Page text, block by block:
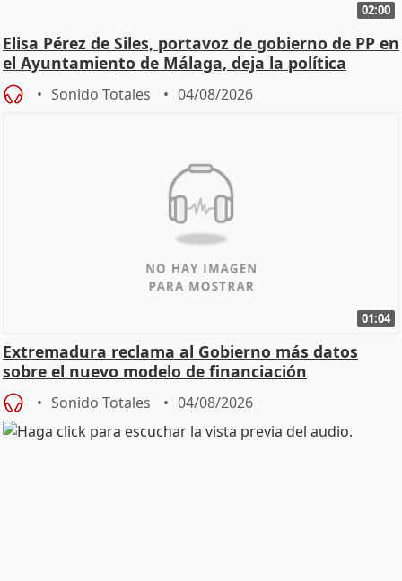
02:00
Elisa Pérez de Siles, portavoz de gobierno de PP en
el Ayuntamiento de Málaga, deja la política
Sonido Totales 04/08/2026
01:04
Extremadura reclama al Gobierno más datos
sobre el nuevo modelo de financiación
Sonido Totales 04/08/2026